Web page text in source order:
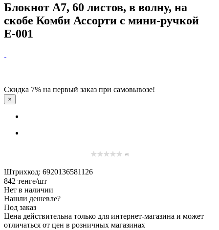
Блокнот А7, 60 листов, в волну, на
скобе Комби Ассорти с мини-ручкой
Е-001
Скидка 7% на первый заказ при самовывозе!
×
(0)
Штрихкод: 6920136581126
842 тенге/шт
Нет в наличии
Нашли дешевле?
Под заказ
Цена действительна только для интернет-магазина и может
отличаться от цен в розничных магазинах